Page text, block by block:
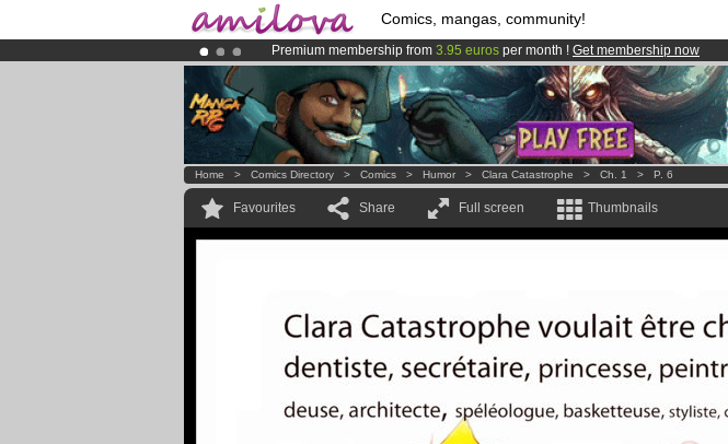
Comics, mangas, community!
Premium membership from 3.95 euros per month ! Get membership now
AmilovaKickstarter is now LIVE!.
Already 134393membersand 1208 comics & mangas!.
Home > Comics Directory > Comics > Humor > Clara Catastrophe > Ch. 1 > P. 6
Favourites Share Full screen Thumbnails